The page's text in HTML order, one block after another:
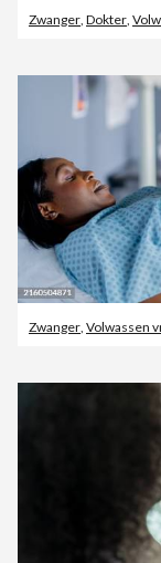
Zwanger, Dokter,
Zwanger, Volwassen